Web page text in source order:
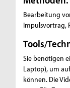
Bearbeitung
Impulsvortrag,
Tools/
Sie benötigen
Laptop), um
können. Die